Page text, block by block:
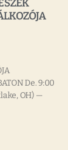
De. 9:00
OH) —